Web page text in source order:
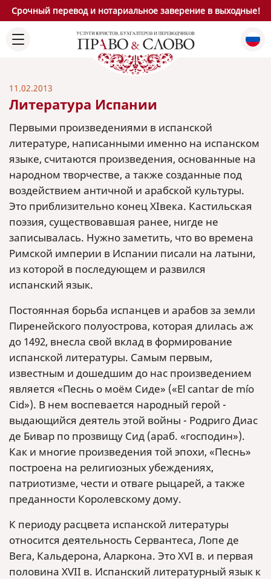
Срочный перевод и нотариальное заверение в выходные!
11.02.2013
Литература Испании
Первыми произведениями в испанской
литературе, написанными именно на испанском
языке, считаются произведения, основанные на
народном творчестве, а также созданные под
воздействием античной и арабской культуры.
Это приблизительно конец XIвека. Кастильская
поэзия, существовавшая ранее, нигде не
записывалась. Нужно заметить, что во времена
Римской империи в Испании писали на латыни,
из которой в последующем и развился
испанский язык.
Постоянная борьба испанцев и арабов за земли
Пиренейского полуострова, которая длилась аж
до 1492, внесла свой вклад в формирование
испанской литературы. Самым первым,
известным и дошедшим до нас произведением
является «Песнь о моём Сиде» («El cantar de mío
Cid»). В нем воспевается народный герой -
выдающийся деятель этой войны - Родриго Диас
де Бивар по прозвищу Сид (араб. «господин»).
Как и многие произведения той эпохи, «Песнь»
построена на религиозных убеждениях,
патриотизме, чести и отваге рыцарей, а также
преданности Королевскому дому.
К периоду расцвета испанской литературы
относится деятельность Сервантеса, Лопе де
Вега, Кальдерона, Аларкона. Это XVI в. и первая
половина XVII в. Испанский литературный язык к